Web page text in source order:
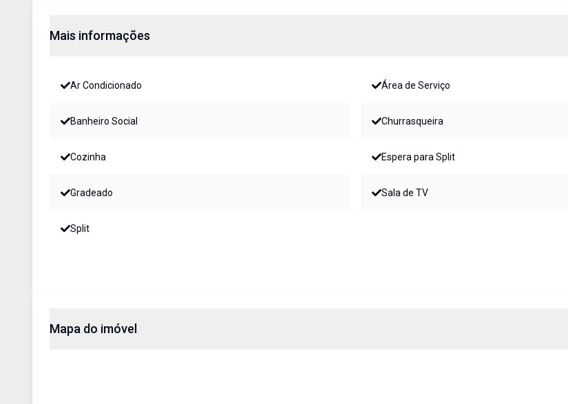
Mais informações
Ar Condicionado Área de Serviço
Banheiro Social Churrasqueira
Cozinha Espera para Split
Gradeado Sala de TV
Split
Mapa do imóvel